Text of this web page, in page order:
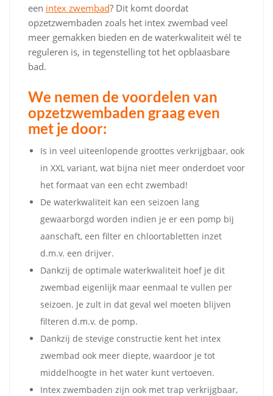
een intex zwembad? Dit komt doordat
opzetzwembaden zoals het intex zwembad veel
meer gemakken bieden en de waterkwaliteit wél te
reguleren is, in tegenstelling tot het opblaasbare
bad.
We nemen de voordelen van
opzetzwembaden graag even
met je door:
Is in veel uiteenlopende groottes verkrijgbaar, ook
in XXL variant, wat bijna niet meer onderdoet voor
het formaat van een echt zwembad!
De waterkwaliteit kan een seizoen lang
gewaarborgd worden indien je er een pomp bij
aanschaft, een filter en chloortabletten inzet
d.m.v. een drijver.
Dankzij de optimale waterkwaliteit hoef je dit
zwembad eigenlijk maar eenmaal te vullen per
seizoen. Je zult in dat geval wel moeten blijven
filteren d.m.v. de pomp.
Dankzij de stevige constructie kent het intex
zwembad ook meer diepte, waardoor je tot
middelhoogte in het water kunt vertoeven.
Intex zwembaden zijn ook met trap verkrijgbaar,